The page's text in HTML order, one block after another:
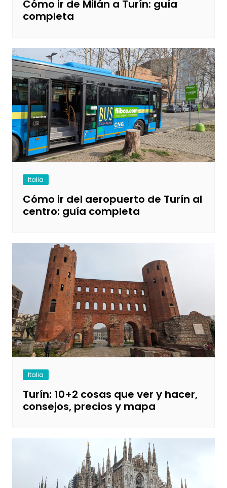
Cómo ir de Milán a Turín: guía
completa
Italia
Cómo ir del aeropuerto de Turín al
centro: guía completa
Italia
Turín: 10+2 cosas que ver y hacer,
consejos, precios y mapa